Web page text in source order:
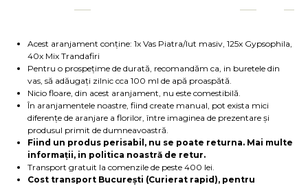
Acest aranjament conține: 1x Vas Piatra/lut masiv, 125x Gypsophila,
40x Mix Trandafiri
Pentru o prospețime de durată, recomandăm ca, in buretele din
vas, să adăugați zilnic cca 100 ml de apă proaspătă.
Nicio floare, din acest aranjament, nu este comestibilă.
În aranjamentele noastre, fiind create manual, pot exista mici
diferențe de aranjare a florilor, între imaginea de prezentare și
produsul primit de dumneavoastră.
Fiind un produs perisabil, nu se poate returna. Mai multe
informații, in politica noastră de retur.
Transport gratuit la comenzile de peste 400 lei.
Cost transport București (Curierat rapid), pentru